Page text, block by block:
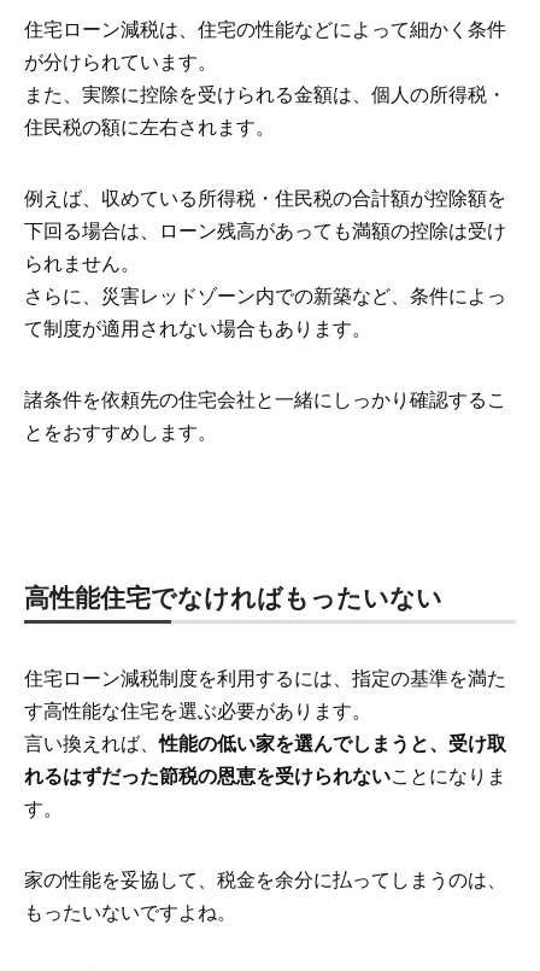
住宅ローン減税は、住宅の性能などによって細かく条件
が分けられています。
また、実際に控除を受けられる金額は、個人の所得税・
住民税の額に左右されます。
例えば、収めている所得税・住民税の合計額が控除額を
下回る場合は、ローン残高があっても満額の控除は受け
られません。
さらに、災害レッドゾーン内での新築など、条件によっ
て制度が適用されない場合もあります。
諸条件を依頼先の住宅会社と一緒にしっかり確認するこ
とをおすすめします。
高性能住宅でなければもったいない
住宅ローン減税制度を利用するには、指定の基準を満た
す高性能な住宅を選ぶ必要があります。
言い換えれば、性能の低い家を選んでしまうと、受け取
れるはずだった節税の恩恵を受けられないことになりま
す。
家の性能を妥協して、税金を余分に払ってしまうのは、
もったいないですよね。